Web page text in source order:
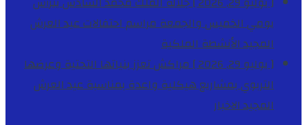
يومي الخميس والجمعة مراسم احتفالات عيد العرش
المجيدالأنشطة الملكية
[ يوليو 29, 2026 ]
مراكش تعزز بنياتها التحتية وعرضها
التربوي بمشاريع هيكلية واعدة بمناسبة عيد العرش
المجيدالاخبار